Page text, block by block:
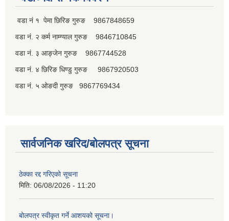
वडा नं १ पेमा छिरिङ गुरुङ 9867848659
वडा नं. २ कर्म नाम्ग्याल गुरुङ 9846710845
वडा नं. ३ आङ्जेन गुरुङ 9867744528
वडा नं. ४ छिरिङ धिण्डु गुरुङ 9867920503
वडा नं. ५ ओङदी गुरुङ 9867769434
सार्वजनिक खरिद/बोलपत्र सूचना
ठेक्का रद्द गरिएको सूचना
मिति: 06/08/2026 - 11:20
बोलपत्र स्वीकृत गर्ने आशयको सूचना।